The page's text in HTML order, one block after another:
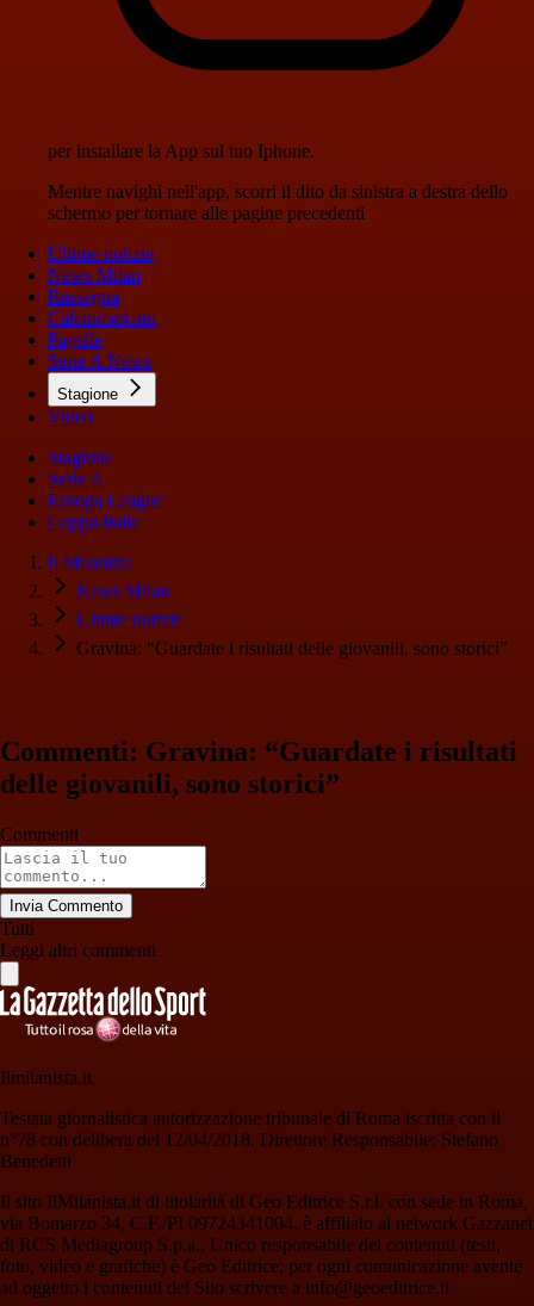
per installare la App sul tuo Iphone.
Mentre navighi nell'app, scorri il dito da sinistra a destra dello
schermo per tornare alle pagine precedenti
Ultime notizie
News Milan
Rassegna
Calciomercato
Pagelle
Serie A News
Stagione
Video
Stagione
Serie A
Europa League
Coppa Italia
Il Milanista
News Milan
Ultime notizie
Gravina: “Guardate i risultati delle giovanili, sono storici”
Commenti: Gravina: “Guardate i risultati
delle giovanili, sono storici”
Commenti
Invia Commento
Tutti
Leggi altri commenti
Ilmilanista.it
Testata giornalistica autorizzazione tribunale di Roma iscritta con il
n°78 con delibera del 12/04/2018. Direttore Responsabile: Stefano
Benedetti
Il sito IlMilanista.it di titolarità di Geo Editrice S.r.l. con sede in Roma,
via Bomarzo 34, C.F./PI 09724341004, è affiliato al network Gazzanet
di RCS Mediagroup S.p.a.. Unico responsabile dei contenuti (testi,
foto, video e grafiche) è Geo Editrice; per ogni comunicazione avente
ad oggetto i contenuti del Sito scrivere a info@geoeditrice.it